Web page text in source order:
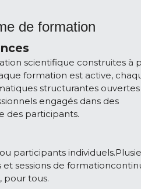
de formation
scientifique construites à
formation est active,
structurantes ouvertes
engagés dans des
des participants.
participants
sessions de
pour tous.